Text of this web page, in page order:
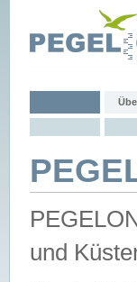
und